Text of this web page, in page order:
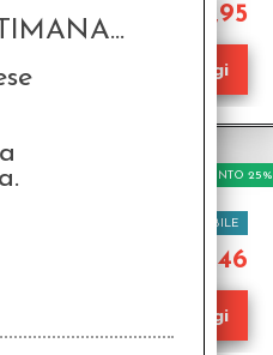
Prezzo: 4,95
DISPONIBILE
SCONTO 25%
37,46